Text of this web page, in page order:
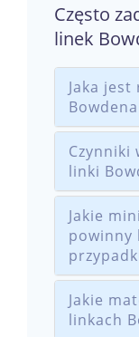
Często
linek
Jaka
Czynniki
linki
Jakie
powinny
Jakie
linkach